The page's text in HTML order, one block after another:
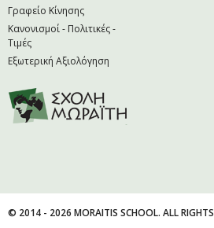
Γραφείο Κίνησης
Κανονισμοί - Πολιτικές -
Τιμές
Εξωτερική Αξιολόγηση
© 2014 - 2026 MORAITIS SCHOOL. ALL RIGHTS